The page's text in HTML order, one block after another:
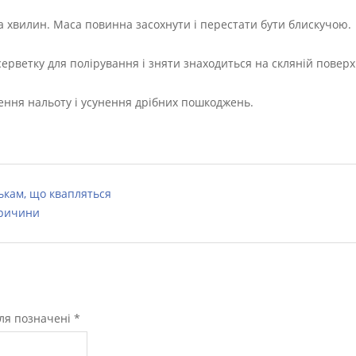
хвилин. Маса повинна засохнути і перестати бути блискучою.
для полірування і зняти знаходиться на скляній
нальоту і усунення дрібних пошкоджень.
що квапляться
позначені *